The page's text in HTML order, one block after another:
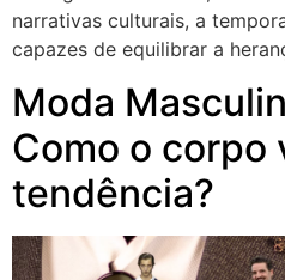
narrativas culturais, a
capazes de equilibrar a
Moda
Como o corpo
tendência?